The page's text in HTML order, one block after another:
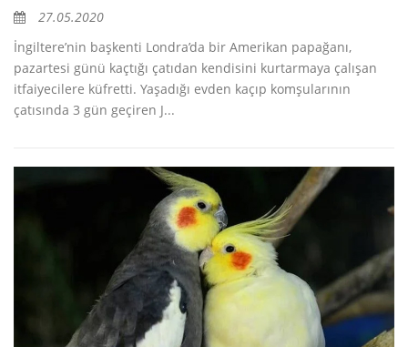
27.05.2020
İngiltere’nin başkenti Londra’da bir Amerikan papağanı,
pazartesi günü kaçtığı çatıdan kendisini kurtarmaya çalışan
itfaiyecilere küfretti. Yaşadığı evden kaçıp komşularının
çatısında 3 gün geçiren J...